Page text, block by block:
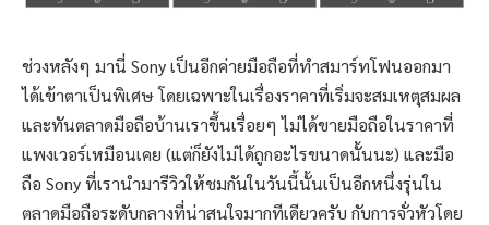
ช่วงหลังๆ มานี่ Sony เป็นอีกค่ายมือถือที่ทำสมาร์ทโฟนออกมา
ได้เข้าตาเป็นพิเศษ โดยเฉพาะในเรื่องราคาที่เริ่มจะสมเหตุสมผล
และทันตลาดมือถือบ้านเราขึ้นเรื่อยๆ ไม่ได้ขายมือถือในราคาที่
แพงเวอร์เหมือนเคย (แต่ก็ยังไม่ได้ถูกอะไรขนาดนั้นนะ) และมือ
ถือ Sony ที่เรานำมารีวิวให้ชมกันในวันนี้นั้นเป็นอีกหนึ่งรุ่นใน
ตลาดมือถือระดับกลางที่น่าสนใจมากทีเดียวครับ กับการจั่วหัวโดย